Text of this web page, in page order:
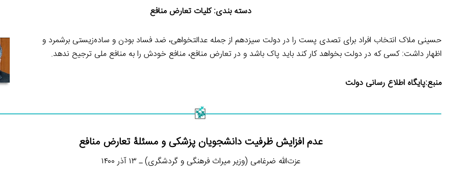
دسته بندی: کلیات تعارض منافع
حسینی ملاک انتخاب افراد برای تصدی پست را در دولت سیزدهم از جمله عدالتخواهی، ضد فساد بودن و ساده‌زیستی برشمرد و
اظهار داشت: کسی که در دولت بخواهد کار کند باید پاک باشد و در تعارض منافع، منافع خودش را به منافع ملی ترجیح ندهد.
منبع:پایگاه اطلاع رسانی دولت
عدم افزایش ظرفیت دانشجویان پزشکی و مسئلۀ تعارض منافع
عزت‌الله ضرغامی (وزیر میراث فرهنگی و گردشگری) ـ ۱۳ آذر ۱۴۰۰